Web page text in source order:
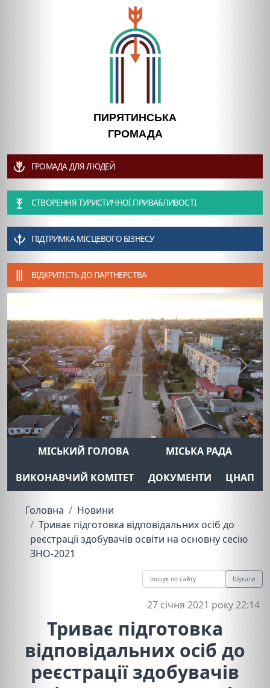
ПИРЯТИНСЬКА
ГРОМАДА
ГРОМАДА ДЛЯ ЛЮДЕЙ
СТВОРЕННЯ ТУРИСТИЧНОЇ ПРИВАБЛИВОСТІ
ПІДТРИМКА МІСЦЕВОГО БІЗНЕСУ
ВІДКРИТІСТЬ ДО ПАРТНЕРСТВА
Previous Next
МІСЬКИЙ ГОЛОВА
МІСЬКА РАДА
ВИКОНАВЧИЙ КОМІТЕТ
ДОКУМЕНТИ ЦНАП
Головна
Новини
Триває підготовка відповідальних осіб до
реєстрації здобувачів освіти на основну сесію
ЗНО-2021
Шукати
27 січня 2021 року 22:14
Триває підготовка
відповідальних осіб до
реєстрації здобувачів